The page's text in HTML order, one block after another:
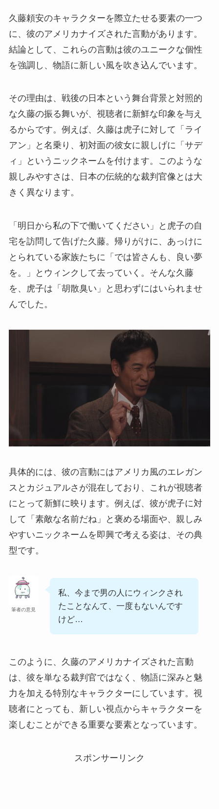
久藤頼安のキャラクターを際立たせる要素の一つ
に、彼のアメリカナイズされた言動があります。
結論として、これらの言動は彼のユニークな個性
を強調し、物語に新しい風を吹き込んでいます。
その理由は、戦後の日本という舞台背景と対照的
な久藤の振る舞いが、視聴者に新鮮な印象を与え
るからです。例えば、久藤は虎子に対して「ライ
アン」と名乗り、初対面の彼女に親しげに「サデ
ィ」というニックネームを付けます。このような
親しみやすさは、日本の伝統的な裁判官像とは大
きく異なります。
「明日から私の下で働いてください」と虎子の自
宅を訪問して告げた久藤。帰りがけに、あっけに
とられている家族たちに「では皆さんも、良い夢
を。」とウィンクして去っていく。そんな久藤
を、虎子は「胡散臭い」と思わずにはいられませ
んでした。
具体的には、彼の言動にはアメリカ風のエレガン
スとカジュアルさが混在しており、これが視聴者
にとって新鮮に映ります。例えば、彼が虎子に対
して「素敵な名前だね」と褒める場面や、親しみ
やすいニックネームを即興で考える姿は、その典
型です。
筆者の意見
私、今まで男の人にウィンクされ
たことなんて、一度もないんです
けど…
このように、久藤のアメリカナイズされた言動
は、彼を単なる裁判官ではなく、物語に深みと魅
力を加える特別なキャラクターにしています。視
聴者にとっても、新しい視点からキャラクターを
楽しむことができる重要な要素となっています。
スポンサーリンク